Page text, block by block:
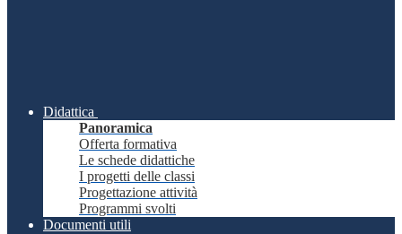
Didattica
Panoramica
Offerta formativa
Le schede didattiche
I progetti delle classi
Progettazione attività
Programmi svolti
Documenti utili